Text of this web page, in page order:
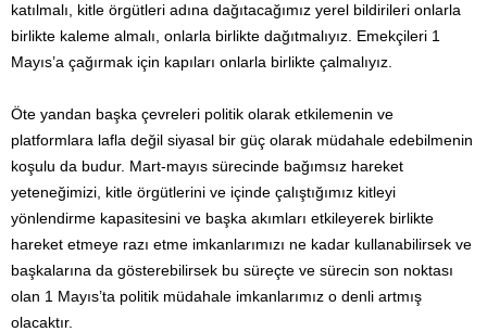
katılmalı, kitle örgütleri adına dağıtacağımız yerel bildirileri onlarla
birlikte kaleme almalı, onlarla birlikte dağıtmalıyız. Emekçileri 1
Mayıs’a çağırmak için kapıları onlarla birlikte çalmalıyız.
Öte yandan başka çevreleri politik olarak etkilemenin ve
platformlara lafla değil siyasal bir güç olarak müdahale edebilmenin
koşulu da budur. Mart-mayıs sürecinde bağımsız hareket
yeteneğimizi, kitle örgütlerini ve içinde çalıştığımız kitleyi
yönlendirme kapasitesini ve başka akımları etkileyerek birlikte
hareket etmeye razı etme imkanlarımızı ne kadar kullanabilirsek ve
başkalarına da gösterebilirsek bu süreçte ve sürecin son noktası
olan 1 Mayıs’ta politik müdahale imkanlarımız o denli artmış
olacaktır.